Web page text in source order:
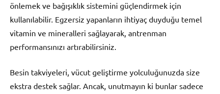
önlemek ve bağışıklık sistemini güçlendirmek için
kullanılabilir. Egzersiz yapanların ihtiyaç duyduğu temel
vitamin ve mineralleri sağlayarak, antrenman
performansınızı artırabilirsiniz.
Besin takviyeleri, vücut geliştirme yolculuğunuzda size
ekstra destek sağlar. Ancak, unutmayın ki bunlar sadece